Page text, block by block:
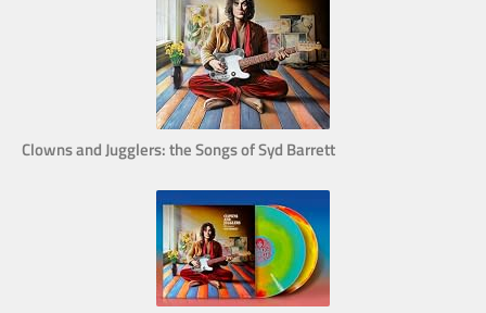
Clowns and Jugglers: the Songs of Syd Barrett